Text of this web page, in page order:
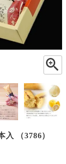
（3786）